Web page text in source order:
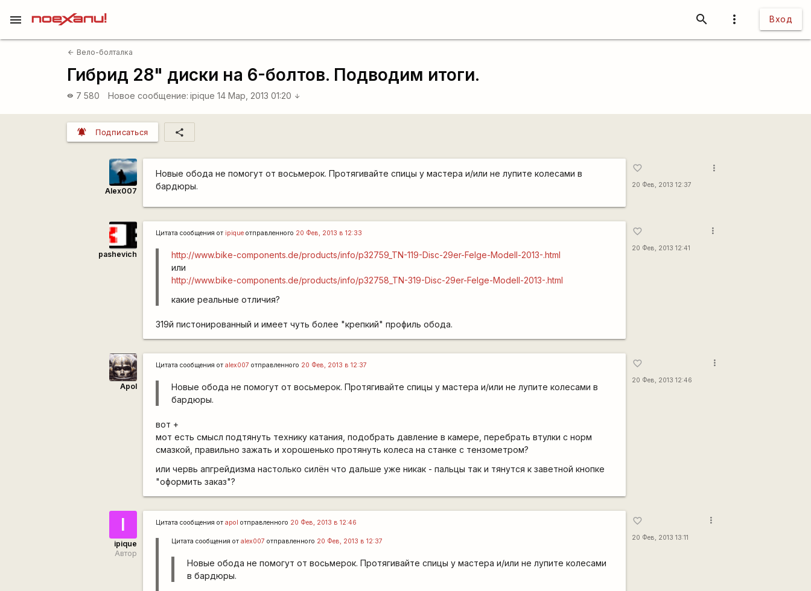
more_vert Вход
search
menu
arrow_back Вело-болталка
Гибрид 28" диски на 6-болтов. Подводим итоги.
visibility 7 580 Новое сообщение: ipique 14 Мар, 2013 01:20 arrow_downward
notifications_active Подписаться share
Alex007
Новые обода не помогут от восьмерок. Протягивайте спицы у мастера и/или не лупите колесами в
бардюры.
favorite_border
20 Фев, 2013 12:37
more_vert
pashevich
Цитата сообщения отipique отправленного 20 Фев, 2013 в 12:33
http://www.bike-components.de/products/info/p32759_TN-119-Disc-29er-Felge-Modell-2013-.html
или
http://www.bike-components.de/products/info/p32758_TN-319-Disc-29er-Felge-Modell-2013-.html
какие реальные отличия?
319й пистонированный и имеет чуть более "крепкий" профиль обода.
favorite_border
20 Фев, 2013 12:41
more_vert
Apol
Цитата сообщения отalex007 отправленного 20 Фев, 2013 в 12:37
Новые обода не помогут от восьмерок. Протягивайте спицы у мастера и/или не лупите колесами в
бардюры.
вот +
мот есть смысл подтянуть технику катания, подобрать давление в камере, перебрать втулки с норм
смазкой, правильно зажать и хорошенько протянуть колеса на станке с тензометром?
или червь апгрейдизма настолько силён что дальше уже никак - пальцы так и тянутся к заветной кнопке
"оформить заказ"?
favorite_border
20 Фев, 2013 12:46
more_vert
I
ipique
Автор
Цитата сообщения отapol отправленного 20 Фев, 2013 в 12:46
Цитата сообщения отalex007 отправленного 20 Фев, 2013 в 12:37
Новые обода не помогут от восьмерок. Протягивайте спицы у мастера и/или не лупите колесами
в бардюры.
favorite_border
20 Фев, 2013 13:11
more_vert